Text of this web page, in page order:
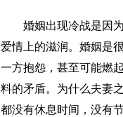
婚姻出现冷战是因为
爱情上的滋润。婚姻是
一方抱怨，甚至可能燃
料的矛盾。为什么夫妻
都没有休息时间，没有